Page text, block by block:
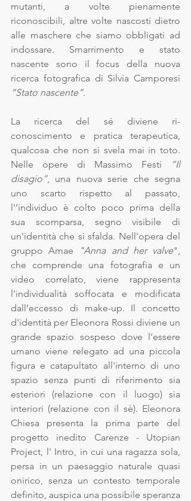
mutanti, a volte pienamente
riconoscibili, altre volte nascosti dietro
alle maschere che siamo obbligati ad
indossare. Smarrimento e stato
nascente sono il focus della nuova
“Stato nascente”.
La ricerca del sé diviene ri-
conoscimento e pratica terapeutica,
qualcosa che non si svela mai in toto.
Nelle opere di Massimo Festi “Il
disagio”, una nuova serie che segna
uno scarto rispetto al passato,
l'’individuo è colto poco prima della
sua scomparsa, segno visibile di
un'identità che si sfalda. Nell'opera del
gruppo Amae
"Anna and her valve",
che comprende una fotografia e un
video correlato, viene rappresenta
l'individualità soffocata e modificata
dall’eccesso di make-up. Il concetto
d'identità per Eleonora Rossi diviene un
grande spazio sospeso dove l'essere
umano viene relegato ad una piccola
figura e catapultato all'interno di uno
spazio senza punti di riferimento sia
esteriori (relazione con il luogo) sia
interiori (relazione con il sè). Eleonora
Chiesa presenta la prima parte del
progetto inedito Carenze - Utopian
Project, l' Intro, in cui una ragazza sola,
persa in un paesaggio naturale quasi
onirico, senza un contesto temporale
definito, auspica una possibile speranza